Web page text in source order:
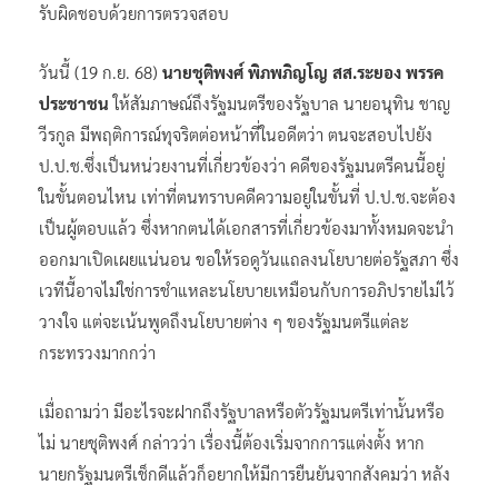
รับผิดชอบด้วยการตรวจสอบ
วันนี้ (19 ก.ย. 68) นายชุติพงศ์ พิภพภิญโญ สส.ระยอง พรรค
ประชาชน ให้สัมภาษณ์ถึงรัฐมนตรีของรัฐบาล นายอนุทิน ชาญ
วีรกูล มีพฤติการณ์ทุจริตต่อหน้าที่ในอดีตว่า ตนจะสอบไปยัง
ป.ป.ช.ซึ่งเป็นหน่วยงานที่เกี่ยวข้องว่า คดีของรัฐมนตรีคนนี้อยู่
ในขั้นตอนไหน เท่าที่ตนทราบคดีความอยู่ในขั้นที่ ป.ป.ช.จะต้อง
เป็นผู้ตอบแล้ว ซึ่งหากตนได้เอกสารที่เกี่ยวข้องมาทั้งหมดจะนำ
ออกมาเปิดเผยแน่นอน ขอให้รอดูวันแถลงนโยบายต่อรัฐสภา ซึ่ง
เวทีนี้อาจไม่ใช่การชำแหละนโยบายเหมือนกับการอภิปรายไม่ไว้
วางใจ แต่จะเน้นพูดถึงนโยบายต่าง ๆ ของรัฐมนตรีแต่ละ
กระทรวงมากกว่า
เมื่อถามว่า มีอะไรจะฝากถึงรัฐบาลหรือตัวรัฐมนตรีเท่านั้นหรือ
ไม่ นายชุติพงศ์ กล่าวว่า เรื่องนี้ต้องเริ่มจากการแต่งตั้ง หาก
นายกรัฐมนตรีเช็กดีแล้วก็อยากให้มีการยืนยันจากสังคมว่า หลัง